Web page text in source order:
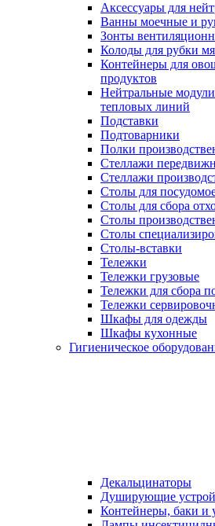
Аксессуары для
Ванны моечные и
Зонты
Колоды для рубки
Контейнеры для
продуктов
Нейтральные
тепловых линий
Подставки
Подтоварники
Полки
Стеллажи
Стеллажи
Столы для
Столы для сбора
Столы
Столы
Столы-вставки
Тележки
Тележки грузовые
Тележки для сбора
Тележки
Шкафы для одежды
Шкафы кухонные
Гигиеническое
Декальцинаторы
Душирующие
Контейнеры, баки и